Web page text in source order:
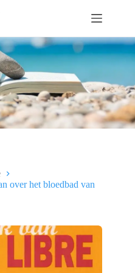
over het bloedbad van